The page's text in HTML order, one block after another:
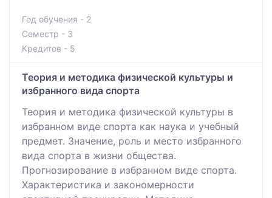
Год обучения - 2
Семестр - 3
Кредитов - 5
Теория и методика физической культуры и
избранного вида спорта
Теория и методика физической культуры в
избранном виде спорта как наука и учебный
предмет. Значение, роль и место избранного
вида спорта в жизни общества.
Прогнозирование в избранном виде спорта.
Характеристика и закономерности